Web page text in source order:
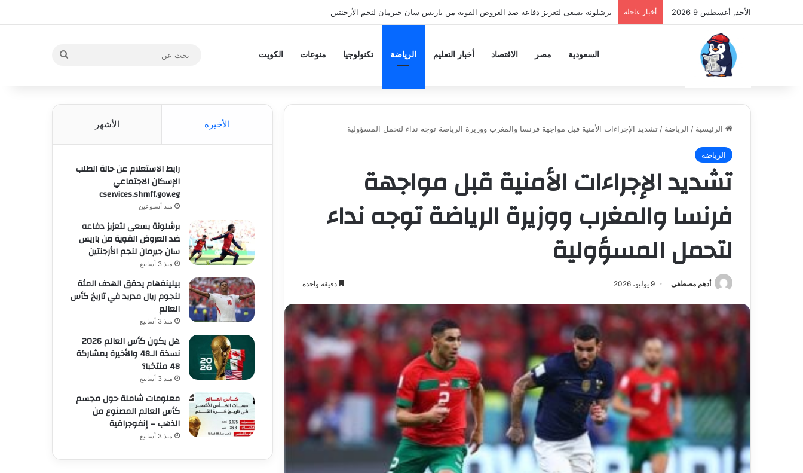
الأحد, أغسطس 9 2026 أخبار عاجلة برشلونة يسعى لتعزيز دفاعه ضد العروض القوية من باريس سان جيرمان لنجم الأرجنتين
السعودية مصر الاقتصاد أخبار التعليم الرياضة تكنولوجيا منوعات الكويت
بحث
الرئيسية / الرياضة / تشديد الإجراءات الأمنية قبل مواجهة فرنسا والمغرب ووزيرة الرياضة توجه نداء لتحمل المسؤولية
الرياضة
تشديد الإجراءات الأمنية قبل مواجهة
فرنسا والمغرب ووزيرة الرياضة توجه نداء
لتحمل المسؤولية
أدهم مصطفى 9 يوليو، 2026 دقيقة واحدة
الأخيرة الأشهر
رابط الاستعلام عن حالة الطلب
الإسكان الاجتماعي
cservices.shmff.gov.eg
منذ أسبوعين
برشلونة يسعى لتعزيز دفاعه
ضد العروض القوية من باريس
سان جيرمان لنجم الأرجنتين
منذ 3 أسابيع
بيلينغهام يحقق الهدف المئة
لنجوم ريال مدريد في تاريخ كأس
العالم
منذ 3 أسابيع
هل يكون كأس العالم 2026
نسخة الـ48 والأخيرة بمشاركة
48 منتخبا؟
منذ 3 أسابيع
معلومات شاملة حول مجسم
كأس العالم المصنوع من
الذهب – إنفوجرافية
منذ 3 أسابيع